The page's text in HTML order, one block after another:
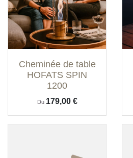
Cheminée de table
HOFATS SPIN
1200
Du Prix
179,00 €